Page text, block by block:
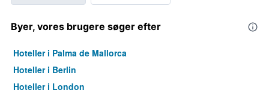
Byer, vores brugere søger efter
Hoteller i Palma de Mallorca
Hoteller i Berlin
Hoteller i London